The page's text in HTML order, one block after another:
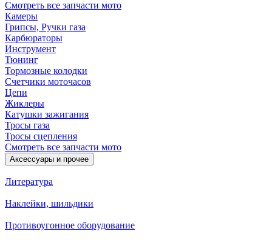
Смотреть все запчасти мото
Камеры
Грипсы, Ручки газа
Карбюраторы
Инструмент
Тюнинг
Тормозные колодки
Счетчики моточасов
Цепи
Жиклеры
Катушки зажигания
Тросы газа
Тросы сцепления
Смотреть все запчасти мото
Аксессуары и прочее
Литература
Наклейки, шильдики
Противоугонное оборудование